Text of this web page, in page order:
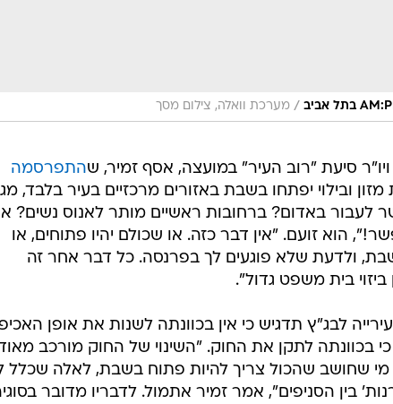
/ מערכת וואלה, צילום מסך
סיעת "רוב העיר" במועצה, אסף זמיר, שהתפרסמה
ובילוי יפתחו בשבת באזורים מרכזיים בעיר בלבד,
לעבור באדום? ברחובות ראשיים מותר לאנוס נשים?
הוא זועם. "אין דבר כזה. או שכולם יהיו פתוחים, או
ולדעת שלא פוגעים לך בפרנסה. כל דבר אחר זה
בית משפט גדול".
לבג"ץ תדגיש כי אין בכוונתה לשנות את אופן
בכוונתה לתקן את החוק. "השינוי של החוק מורכב
מי שחושב שהכול צריך להיות פתוח בשבת, לאלה שכלל
בין הסניפים", אמר זמיר אתמול. לדבריו מדובר